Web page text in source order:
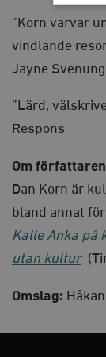
”Korn varvar
vindlande
Jayne
”Lärd,
Respons
Om författaren
Dan Korn är
bland annat
Kalle Anka på
utan kultur
Omslag:
och